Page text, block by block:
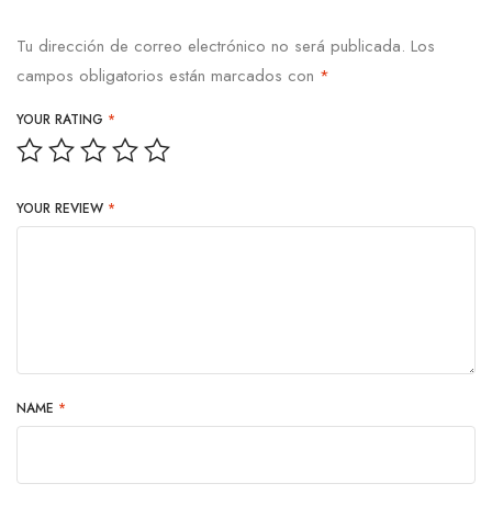
Tu dirección de correo electrónico no será publicada. Los
campos obligatorios están marcados con *
YOUR RATING *
YOUR REVIEW *
NAME *